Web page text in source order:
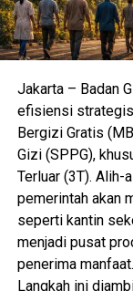
DON'T MISS
Ketika Prabowo
Realistis
Jakarta – Badan
efisiensi strategis
Bergizi Gratis
Gizi (SPPG),
Terluar (3T). Alih-
pemerintah akan
seperti kantin
menjadi pusat
penerima manfaat.
Langkah ini